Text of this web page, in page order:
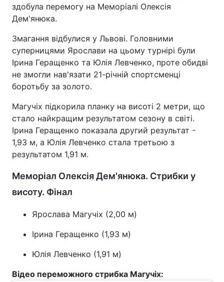
здобула перемогу на Меморіалі Олексія
Дем'янюка.
Змагання відбулися у Львові. Головними
суперницями Ярослави на цьому турнірі були
Ірина Геращенко та Юлія Левченко, проте обидві
не змогли нав'язати 21-річній спортсменці
боротьбу за золото.
Магучіх підкорила планку на висоті 2 метри, що
стало найкращим результатом сезону в світі.
Ірина Геращенко показала другий результат -
1,93 м, а Юлія Левченко стала третьою з
результатом 1,91 м.
Меморіал Олексія Дем'янюка. Стрибки у
висоту. Фінал
Ярослава Магучіх (2,00 м)
Ірина Геращенко (1,93 м)
Юлія Левченко (1,91 м)
Відео переможного стрибка Магучіх: